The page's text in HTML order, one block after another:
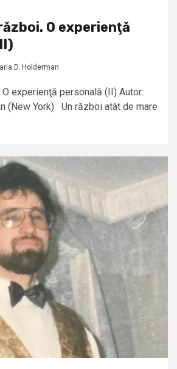
O experienţă
D. Holderman
experienţă personală (II) Autor:
(New York) Un război atât de mare